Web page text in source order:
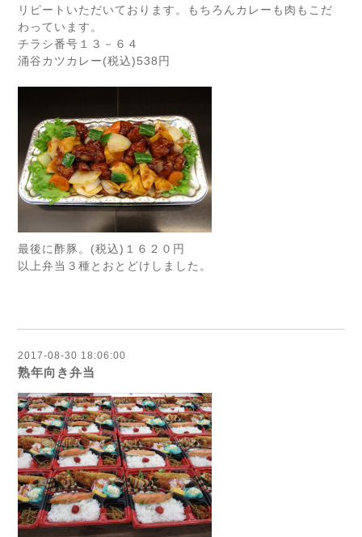
リピートいただいております。もちろんカレーも肉もこだ
わっています。
チラシ番号１３－６４
涌谷カツカレー(税込)538円
最後に酢豚。(税込)１６２０円
以上弁当３種とおとどけしました。
2017-08-30 18:06:00
熟年向き弁当